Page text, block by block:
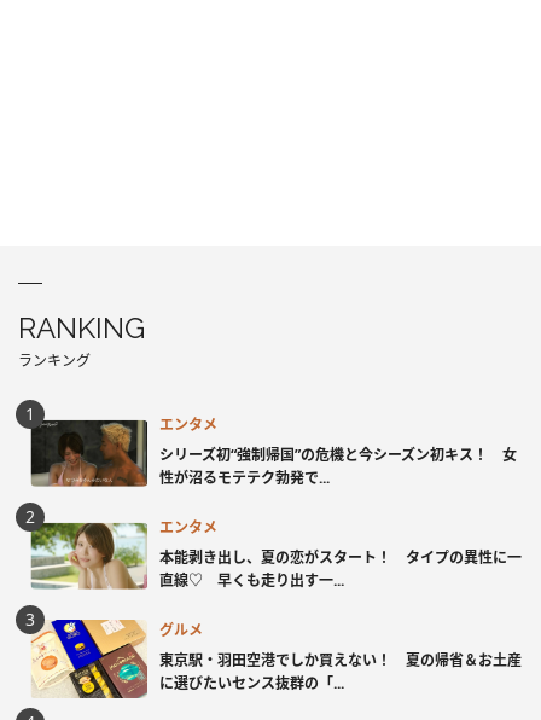
RANKING
ランキング
エンタメ
シリーズ初“強制帰国”の危機と今シーズン初キス！ 女
性が沼るモテテク勃発で...
エンタメ
本能剥き出し、夏の恋がスタート！ タイプの異性に一
直線♡ 早くも走り出す一...
グルメ
東京駅・羽田空港でしか買えない！ 夏の帰省＆お土産
に選びたいセンス抜群の「...